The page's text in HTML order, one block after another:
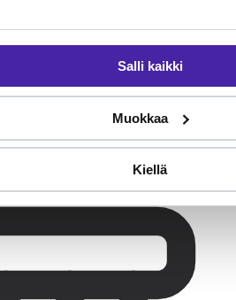
Salli kaikki
Muokkaa
Kiellä
tai harjoittelua.